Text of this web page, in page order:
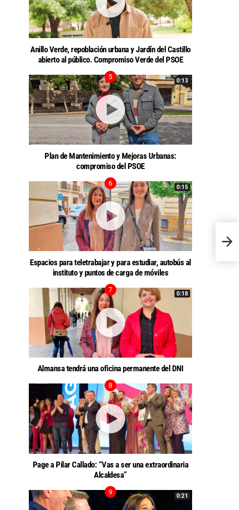
haya
Feria.
Anillo Verde, repoblación urbana y Jardín del Castillo
abierto al público. Compromiso Verde del PSOE
0:13
Plan de Mantenimiento y Mejoras Urbanas:
compromiso del PSOE
0:15
Espacios para teletrabajar y para estudiar, autobús al
instituto y puntos de carga de móviles
0:18
Almansa tendrá una oficina permanente del DNI
Page a Pilar Callado: “Vas a ser una extraordinaria
Alcaldesa”
0:21